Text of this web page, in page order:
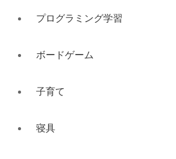
プログラミング学習
ボードゲーム
子育て
寝具